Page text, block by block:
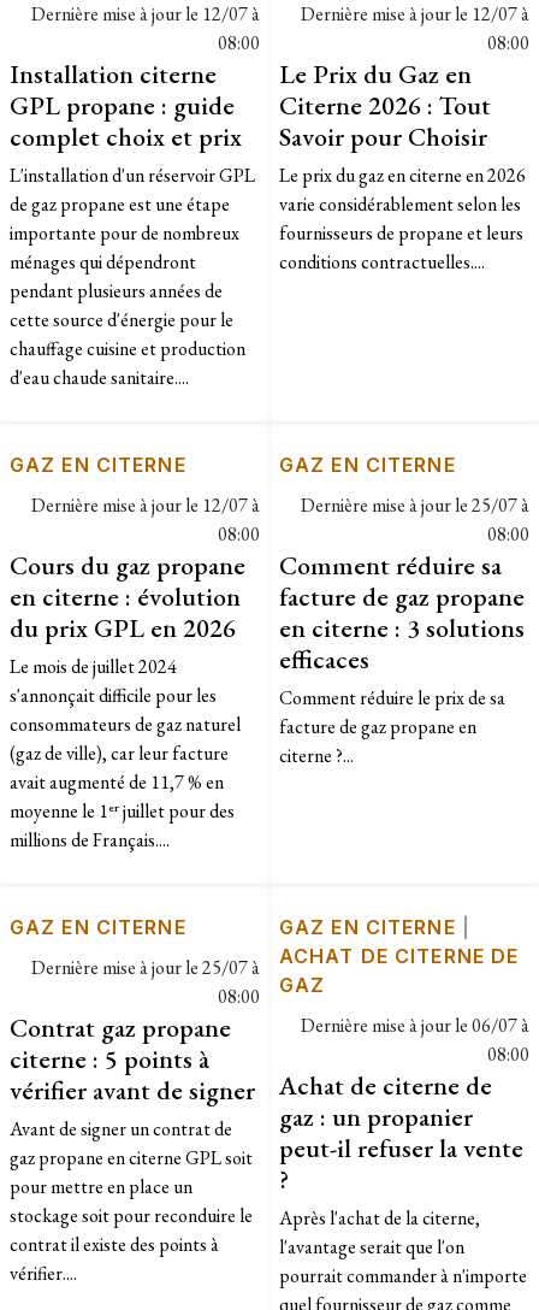
Dernière mise à jour le 12/07 à
08:00
Installation citerne
GPL propane : guide
complet choix et prix
L'installation d'un réservoir GPL
de gaz propane est une étape
importante pour de nombreux
ménages qui dépendront
pendant plusieurs années de
cette source d'énergie pour le
chauffage cuisine et production
d'eau chaude sanitaire....
Dernière mise à jour le 12/07 à
08:00
Le Prix du Gaz en
Citerne 2026 : Tout
Savoir pour Choisir
Le prix du gaz en citerne en 2026
varie considérablement selon les
fournisseurs de propane et leurs
conditions contractuelles....
GAZ EN CITERNE
Dernière mise à jour le 12/07 à
08:00
Cours du gaz propane
en citerne : évolution
du prix GPL en 2026
Le mois de juillet 2024
s'annonçait difficile pour les
consommateurs de gaz naturel
(gaz de ville), car leur facture
avait augmenté de 11,7 % en
moyenne le 1ᵉʳ juillet pour des
millions de Français....
GAZ EN CITERNE
Dernière mise à jour le25/07 à
08:00
Comment réduire sa
facture de gaz propane
en citerne : 3 solutions
efficaces
Comment réduire le prix de sa
facture de gaz propane en
citerne ?...
GAZ EN CITERNE
Dernière mise à jour le25/07 à
08:00
Contrat gaz propane
citerne : 5 points à
vérifier avant de signer
Avant de signer un contrat de
gaz propane en citerne GPL soit
pour mettre en place un
stockage soit pour reconduire le
contrat il existe des points à
vérifier....
GAZ EN CITERNE
ACHAT DE CITERNE DE
GAZ
Dernière mise à jour le06/07 à
08:00
Achat de citerne de
gaz : un propanier
peut-il refuser la vente
?
Après l'achat de la citerne,
l'avantage serait que l'on
pourrait commander à n'importe